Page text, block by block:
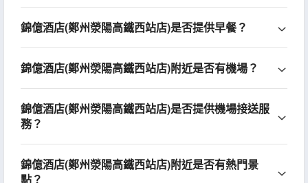
錦億酒店(鄭州滎陽高鐵西站店)是否提供早餐？
錦億酒店(鄭州滎陽高鐵西站店)附近是否有機場？
錦億酒店(鄭州滎陽高鐵西站店)是否提供機場接送服
務？
錦億酒店(鄭州滎陽高鐵西站店)附近是否有熱門景
點？